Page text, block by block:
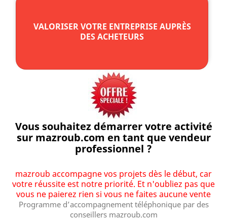
VALORISER VOTRE ENTREPRISE AUPRÈS
DES ACHETEURS
Vous souhaitez démarrer votre activité
sur mazroub.com en tant que vendeur
professionnel ?
mazroub accompagne vos projets dès le début, car
votre réussite est notre priorité. Et n'oubliez pas que
vous ne paierez rien si vous ne faites aucune vente
Programme d’accompagnement téléphonique par des
conseillers mazroub.com